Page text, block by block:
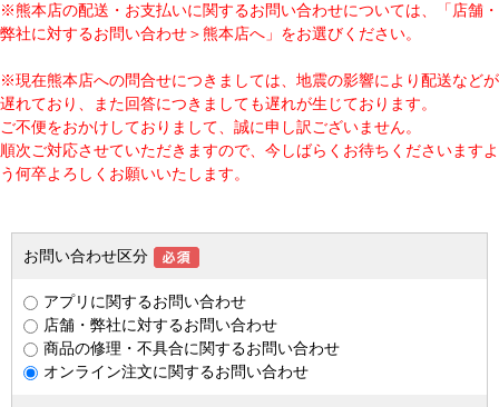
※熊本店の配送・お支払いに関するお問い合わせについては、「店舗・
弊社に対するお問い合わせ＞熊本店へ」をお選びください。
※現在熊本店への問合せにつきましては、地震の影響により配送などが
遅れており、また回答につきましても遅れが生じております。
ご不便をおかけしておりまして、誠に申し訳ございません。
順次ご対応させていただきますので、今しばらくお待ちくださいますよ
う何卒よろしくお願いいたします。
お問い合わせ区分
アプリに関するお問い合わせ
店舗・弊社に対するお問い合わせ
商品の修理・不具合に関するお問い合わせ
オンライン注文に関するお問い合わせ